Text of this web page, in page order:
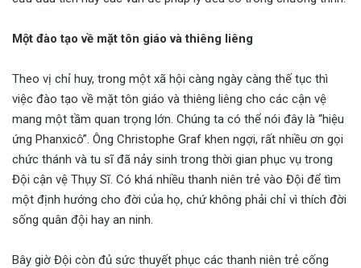
Một đào tạo về mặt tôn giáo và thiêng liêng
Theo vị chỉ huy, trong một xã hội càng ngày càng thế tục thì
việc đào tạo về mặt tôn giáo và thiêng liêng cho các cận vệ
mang một tầm quan trọng lớn. Chúng ta có thể nói đây là “hiệu
ứng Phanxicô”. Ông Christophe Graf khen ngợi, rất nhiều ơn gọi
chức thánh và tu sĩ đã nảy sinh trong thời gian phục vụ trong
Đội cận vệ Thụy Sĩ. Có khá nhiều thanh niên trẻ vào Đội để tìm
một định hướng cho đời của họ, chứ không phải chỉ vì thích đời
sống quân đội hay an ninh.
Bây giờ Đội còn đủ sức thuyết phục các thanh niên trẻ cống